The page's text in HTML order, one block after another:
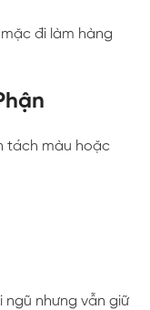
đi làm hàng
tách màu hoặc
ngũ nhưng vẫn giữ